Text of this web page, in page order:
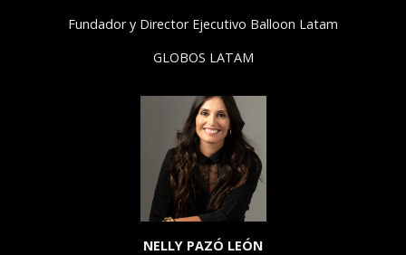
Fundador y Director Ejecutivo Balloon Latam
GLOBOS LATAM
NELLY PAZÓ LEÓN